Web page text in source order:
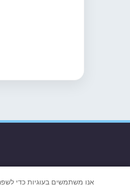
אנו משתמשים בעוגיות כדי